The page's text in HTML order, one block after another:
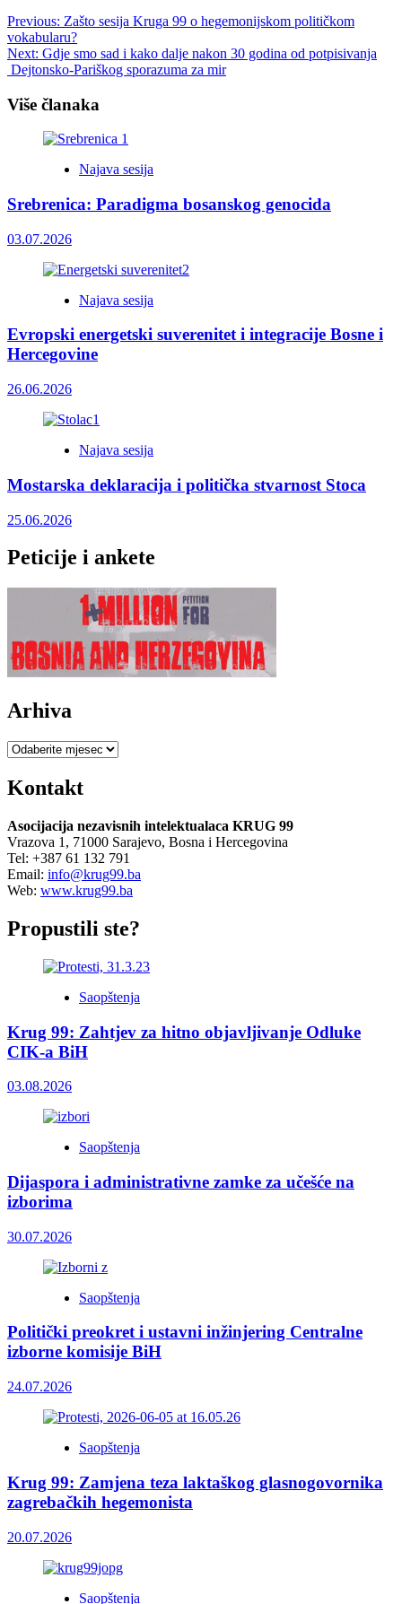
Post
navigation
Previous: Zašto sesija Kruga 99 o hegemonijskom političkom
vokabularu?
Next: Gdje smo sad i kako dalje nakon 30 godina od potpisivanja
Dejtonsko-Pariškog sporazuma za mir
Više članaka
Najava sesija
Srebrenica: Paradigma bosanskog genocida
03.07.2026
Najava sesija
Evropski energetski suverenitet i integracije Bosne i
Hercegovine
26.06.2026
Najava sesija
Mostarska deklaracija i politička stvarnost Stoca
25.06.2026
Peticije i ankete
Arhiva
Arhiva
Kontakt
Asocijacija nezavisnih intelektualaca KRUG 99
Vrazova 1, 71000 Sarajevo, Bosna i Hercegovina
Tel: +387 61 132 791
Email: info@krug99.ba
Web: www.krug99.ba
Propustili ste?
Saopštenja
Krug 99: Zahtjev za hitno objavljivanje Odluke
CIK-a BiH
03.08.2026
Saopštenja
Dijaspora i administrativne zamke za učešće na
izborima
30.07.2026
Saopštenja
Politički preokret i ustavni inžinjering Centralne
izborne komisije BiH
24.07.2026
Saopštenja
Krug 99: Zamjena teza laktaškog glasnogovornika
zagrebačkih hegemonista
20.07.2026
Saopštenja